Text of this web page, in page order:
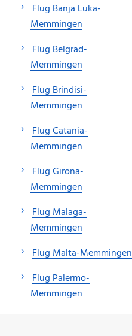
Flug Banja Luka-
Memmingen
Flug Belgrad-
Memmingen
Flug Brindisi-
Memmingen
Flug Catania-
Memmingen
Flug Girona-
Memmingen
Flug Malaga-
Memmingen
Flug Malta-Memmingen
Flug Palermo-
Memmingen